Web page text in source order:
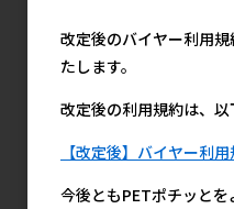
改定後のバイヤー利用
たします。
改定後の利用規約は、以
【改定後】バイヤー利
今後ともPETポチッと